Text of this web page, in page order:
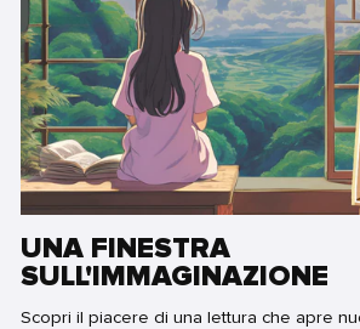
UNA FINESTRA
SULL'IMMAGINAZIONE
Scopri il piacere di una lettura che apre